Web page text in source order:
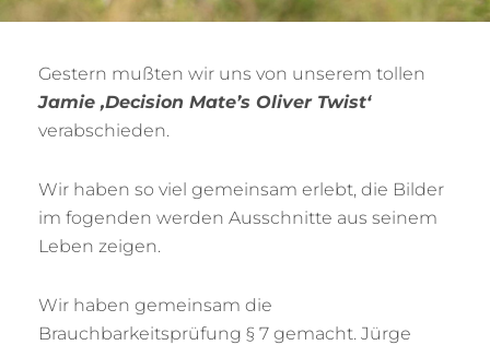
Gestern mußten wir uns von unserem tollen
Jamie ‚Decision Mate’s Oliver Twist‘
verabschieden.
Wir haben so viel gemeinsam erlebt, die Bilder
im fogenden werden Ausschnitte aus seinem
Leben zeigen.
Wir haben gemeinsam die
Brauchbarkeitsprüfung § 7 gemacht. Jürge